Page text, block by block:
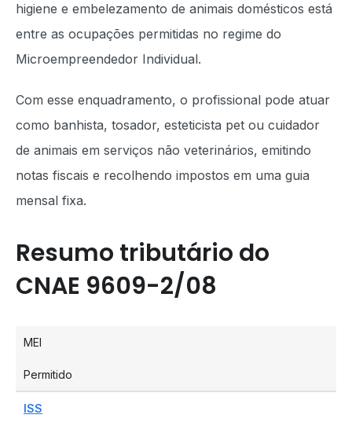
higiene e embelezamento de animais domésticos está
entre as ocupações permitidas no regime do
Microempreendedor Individual.
Com esse enquadramento, o profissional pode atuar
como banhista, tosador, esteticista pet ou cuidador
de animais em serviços não veterinários, emitindo
notas fiscais e recolhendo impostos em uma guia
mensal fixa.
Resumo tributário do
CNAE 9609-2/08
MEI
Permitido
ISS